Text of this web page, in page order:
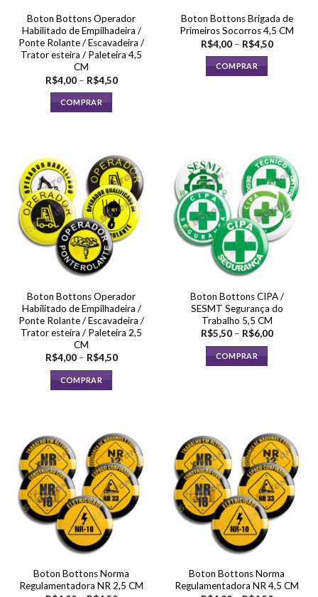
do
produto
produto
Boton Bottons Operador
Habilitado de Empilhadeira /
Ponte Rolante / Escavadeira /
Trator esteira / Paleteira 4,5
CM
R$4,00 – R$4,50Faixa
COMPRAR
várias
variantes.
As
opções
podem
ser
escolhidas
na
do
produto
Boton Bottons Brigada de
Primeiros Socorros 4,5 CM
R$4,00 – R$4,50Faixa
COMPRAR
opções
podem
ser
escolhidas
na
página
do
produto
Boton Bottons Operador
Habilitado de Empilhadeira /
Ponte Rolante / Escavadeira /
Trator esteira / Paleteira 2,5
CM
R$4,00 – R$4,50Faixa
COMPRAR
várias
variantes.
As
opções
podem
ser
escolhidas
na
do
produto
Boton Bottons CIPA /
SESMT Segurança do
Trabalho 5,5 CM
R$5,50 – R$6,00Faixa
COMPRAR
variantes.
As
opções
podem
ser
escolhidas
na
página
do
Boton Bottons Norma
Regulamentadora NR 2,5 CM
Boton Bottons Norma
Regulamentadora NR 4,5 CM